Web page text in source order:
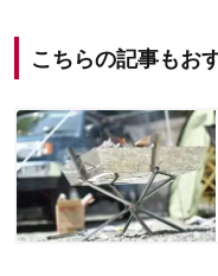
こちらの記事もお